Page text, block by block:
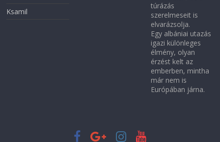
Ksamil
túrázás
szerelmeseit is
elvarázsolja.
Egy albániai utazás
igazi különleges
élmény, olyan
érzést kelt az
emberben, mintha
már nem is
Európában járna.